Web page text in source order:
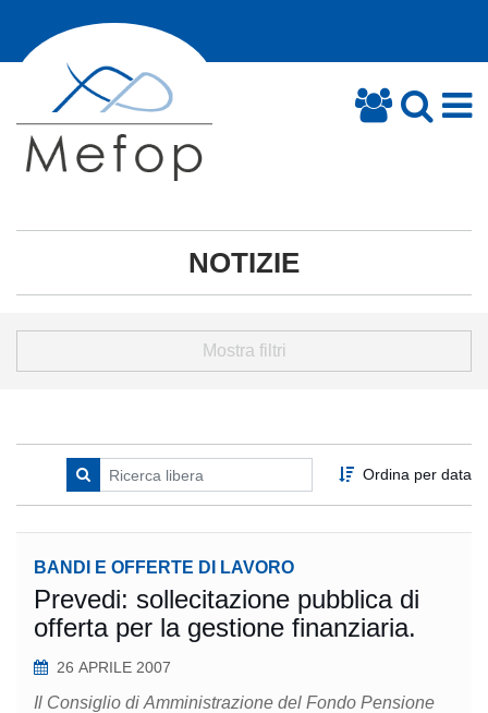
NOTIZIE
Mostra filtri
Ordina per data
BANDI E OFFERTE DI LAVORO
Prevedi: sollecitazione pubblica di
offerta per la gestione finanziaria.
26 APRILE 2007
Il Consiglio di Amministrazione del Fondo Pensione